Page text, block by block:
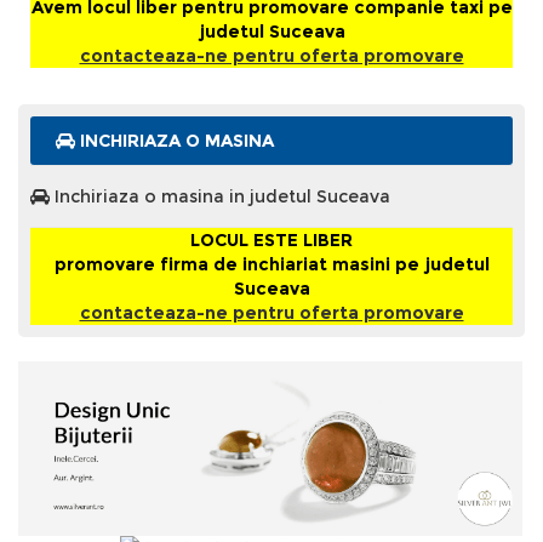
Avem locul liber pentru promovare companie taxi pe
judetul Suceava
contacteaza-ne pentru oferta promovare
INCHIRIAZA O MASINA
Inchiriaza o masina in judetul Suceava
LOCUL ESTE LIBER
promovare firma de inchiariat masini pe judetul
Suceava
contacteaza-ne pentru oferta promovare